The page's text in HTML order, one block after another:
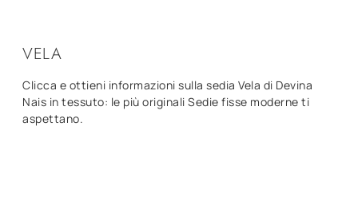
VELA
Clicca e ottieni informazioni sulla sedia Vela di Devina
Nais in tessuto: le più originali Sedie fisse moderne ti
aspettano.